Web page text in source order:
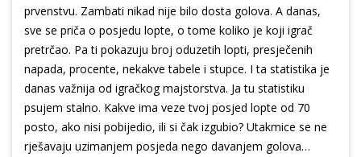
prvenstvu. Zambati nikad nije bilo dosta golova. A danas,
sve se priča o posjedu lopte, o tome koliko je koji igrač
pretrčao. Pa ti pokazuju broj oduzetih lopti, presječenih
napada, procente, nekakve tabele i stupce. I ta statistika je
danas važnija od igračkog majstorstva. Ja tu statistiku
psujem stalno. Kakve ima veze tvoj posjed lopte od 70
posto, ako nisi pobijedio, ili si čak izgubio? Utakmice se ne
rješavaju uzimanjem posjeda nego davanjem golova…